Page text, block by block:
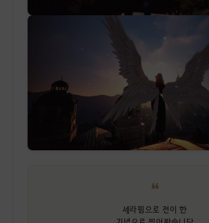
❝
세라핌으로 전이 한